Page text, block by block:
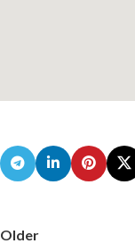
Older